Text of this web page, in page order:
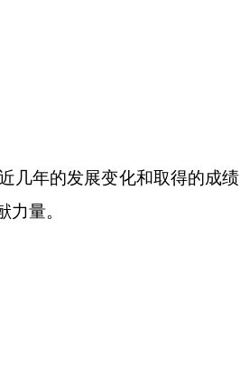
几年的发展变化和取得的成绩
量。